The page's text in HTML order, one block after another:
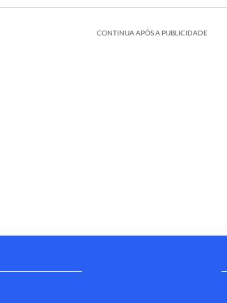
CONTINUA APÓS A PUBLICIDADE